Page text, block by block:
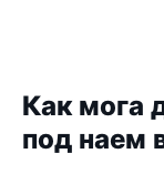
Как мога
под наем